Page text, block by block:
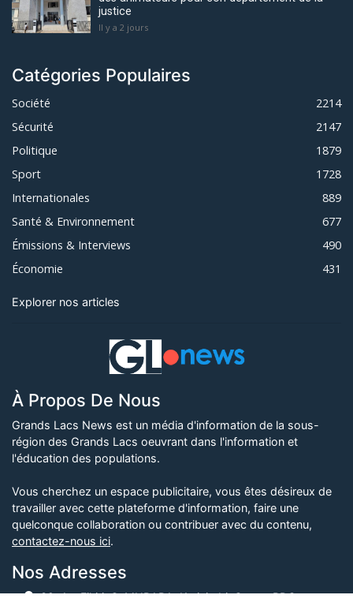
justice
Il y a 2 jours
Catégories Populaires
Société
2214
Sécurité
2147
Politique
1879
Sport
1728
Internationales
889
Santé & Environnement
677
Émissions & Interviews
490
Économie
431
Explorer nos articles
À Propos De Nous
Grands Lacs News est un média d'information de la sous-
région des Grands Lacs oeuvrant dans l'information et
l'éducation des populations.
Vous cherchez un espace publicitaire, vous êtes désireux de
travailler avec cette plateforme d'information, faire une
quelconque collaboration ou contribuer avec du contenu,
contactez-nous ici.
Nos Adresses
32, Av. Fikiri, Q. MURARA, Karisimbi, Goma, RDCongo